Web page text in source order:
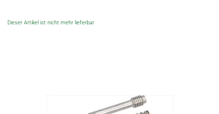
Dieser Artikel ist nicht mehr lieferbar